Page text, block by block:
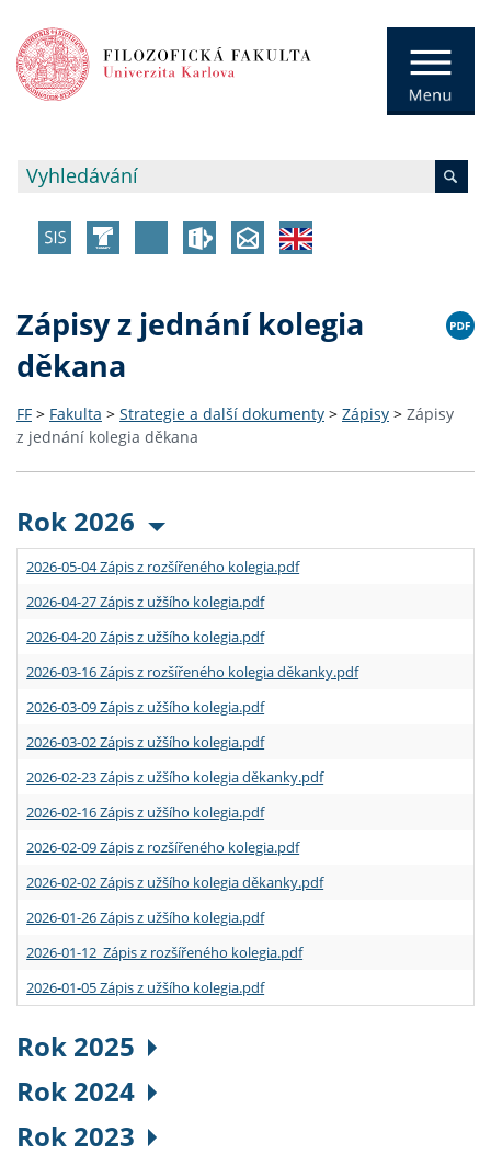
Zápisy z jednání kolegia
děkana
FF > Fakulta > Strategie a další dokumenty > Zápisy > Zápisy
z jednání kolegia děkana
Rok 2026
2026-05-04 Zápis z rozšířeného kolegia.pdf
2026-04-27 Zápis z užšího kolegia.pdf
2026-04-20 Zápis z užšího kolegia.pdf
2026-03-16 Zápis z rozšířeného kolegia děkanky.pdf
2026-03-09 Zápis z užšího kolegia.pdf
2026-03-02 Zápis z užšího kolegia.pdf
2026-02-23 Zápis z užšího kolegia děkanky.pdf
2026-02-16 Zápis z užšího kolegia.pdf
2026-02-09 Zápis z rozšířeného kolegia.pdf
2026-02-02 Zápis z užšího kolegia děkanky.pdf
2026-01-26 Zápis z užšího kolegia.pdf
2026-01-12 Zápis z rozšířeného kolegia.pdf
2026-01-05 Zápis z užšího kolegia.pdf
Rok 2025
Rok 2024
Rok 2023